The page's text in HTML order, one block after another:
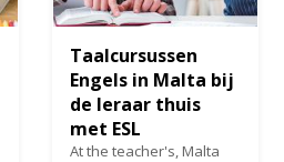
Taalcursussen
Engels in Malta bij
de leraar thuis
met ESL
At the teacher's, Malta